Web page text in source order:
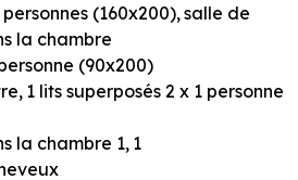
(160x200) salle de
la chambre
(90x200)
1 lits superposés 2 x 1 personne
la chambre 1 1